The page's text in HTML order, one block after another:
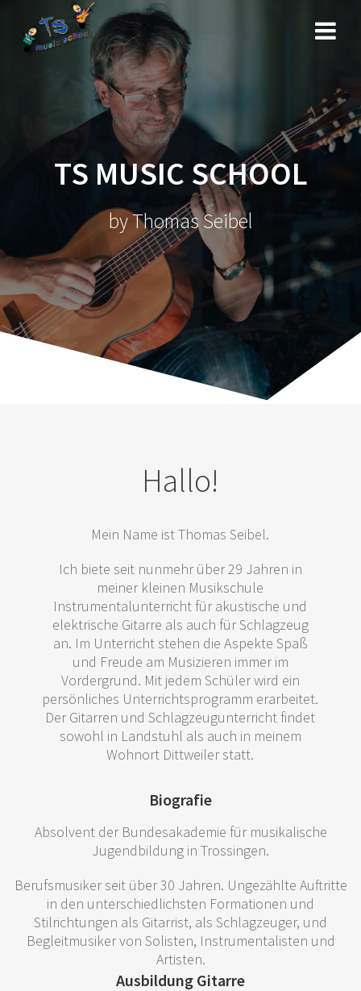
Inhalt
springen
TS MUSIC SCHOOL
by Thomas Seibel
Hallo!
Mein Name ist Thomas Seibel.
Ich biete seit nunmehr über 29 Jahren in
meiner kleinen Musikschule
Instrumentalunterricht für akustische und
elektrische Gitarre als auch für Schlagzeug
an. Im Unterricht stehen die Aspekte Spaß
und Freude am Musizieren immer im
Vordergrund. Mit jedem Schüler wird ein
persönliches Unterrichtsprogramm erarbeitet.
Der Gitarren und Schlagzeugunterricht findet
sowohl in Landstuhl als auch in meinem
Wohnort Dittweiler statt.
Biografie
Absolvent der Bundesakademie für musikalische
Jugendbildung in Trossingen.
Berufsmusiker seit über 30 Jahren. Ungezählte Auftritte
in den unterschiedlichsten Formationen und
Stilrichtungen als Gitarrist, als Schlagzeuger, und
Begleitmusiker von Solisten, Instrumentalisten und
Artisten.
Ausbildung Gitarre